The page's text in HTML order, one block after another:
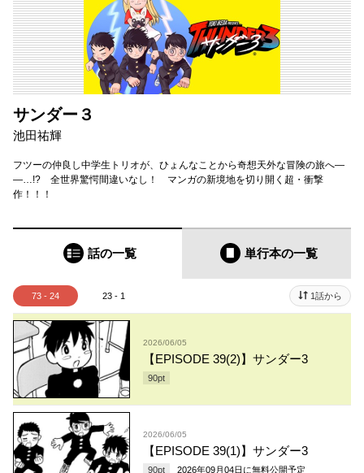
サンダー３
池田祐輝
フツーの仲良し中学生トリオが、ひょんなことから奇想天外な冒険の旅へ―
―…!? 全世界驚愕間違いなし！ マンガの新境地を切り開く超・衝撃
作！！！
話の一覧 単行本の一覧
73 - 24 23 - 1 1話から
2026/06/05
【EPISODE 39(2)】サンダー3
90pt
2026/06/05
【EPISODE 39(1)】サンダー3
90pt 2026年09月04日 に無料公開予定